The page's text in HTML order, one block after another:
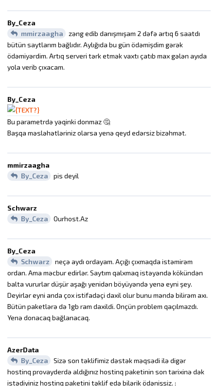
By_Ceza
mmirzaagha
zəng edib danışmışam 2 dəfə artıq 6 saatdı
bütün saytlarım bağlıdır. Aylığıda bu gün ödəmişdim gərək
ödəmiyərdim. Artıq serveri tərk etmək vaxtı çatıb max gələn ayıda
yola verib çıxacam.
By_Ceza
Bu parametrdə yəqinki donmaz 🤔
Başqa məsləhətləriniz olarsa yenə qeyd edərsiz bizəhmət.
mmirzaagha
By_Ceza
pis deyil
Schwarz
By_Ceza
Ourhost.Az
By_Ceza
Schwarz
neçə aydı ordayam. Açığı çıxmaqda istəmirəm
ordan. Ama məcbur edirlər. Saytım qalxmaq istəyəndə kökündən
balta vururlar düşür aşağı yenidən böyüyəndə yenə eyni şey.
Deyirlər eyni anda çox istifadəçi daxil olur bunu məndə bilirəm axı.
Bütün paketlərə də 1gb ram daxildi. Onçün problem qaçılmazdı.
Yenə donacaq bağlanacaq.
AzerData
By_Ceza
Sizə son təklifimiz dəstək məqsədi ilə digər
hostinq provayderdə aldığınız hostinq paketinin son tarixinə dək
istədiyiniz hostinq paketini təklif edə bilərik ödənişsiz. :